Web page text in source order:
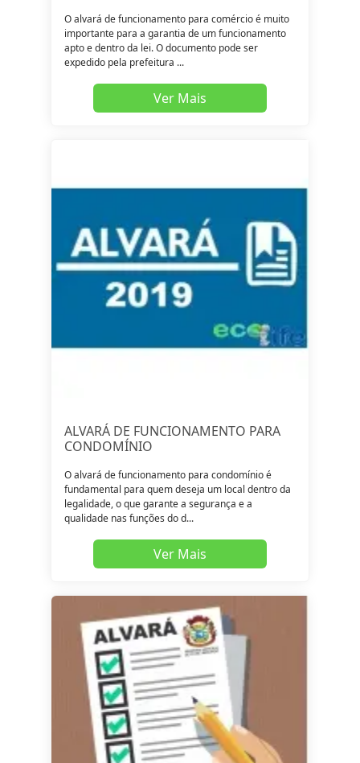
O alvará de funcionamento para comércio é muito
importante para a garantia de um funcionamento
apto e dentro da lei. O documento pode ser
expedido pela prefeitura ...
Ver Mais
ALVARÁ DE FUNCIONAMENTO PARA
CONDOMÍNIO
O alvará de funcionamento para condomínio é
fundamental para quem deseja um local dentro da
legalidade, o que garante a segurança e a
qualidade nas funções do d...
Ver Mais